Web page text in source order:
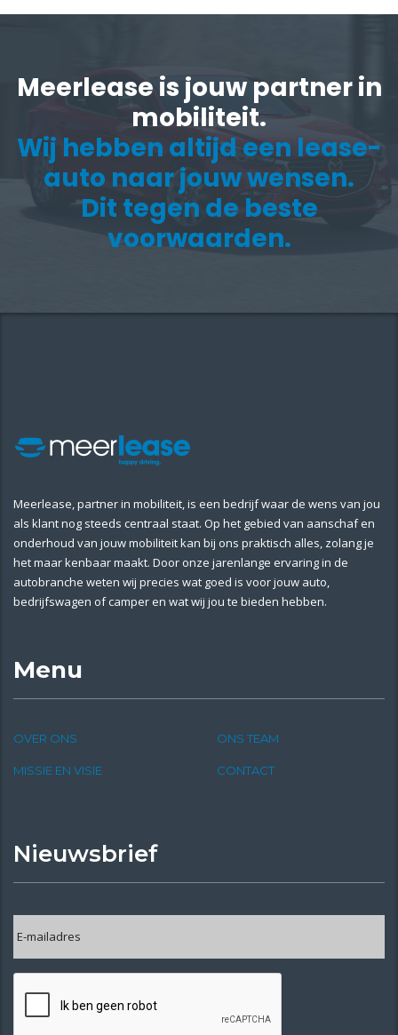
Meerlease is jouw partner in
mobiliteit.
Wij hebben altijd een lease-
auto naar jouw wensen.
Dit tegen de beste
voorwaarden.
Meerlease, partner in mobiliteit, is een bedrijf waar de wens van jou
als klant nog steeds centraal staat. Op het gebied van aanschaf en
onderhoud van jouw mobiliteit kan bij ons praktisch alles, zolang je
het maar kenbaar maakt. Door onze jarenlange ervaring in de
autobranche weten wij precies wat goed is voor jouw auto,
bedrijfswagen of camper en wat wij jou te bieden hebben.
Menu
OVER ONS ONS TEAM
MISSIE EN VISIE CONTACT
Nieuwsbrief
mailadres *
CAPTCHA